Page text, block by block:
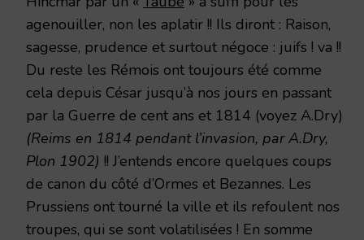
agenouiller, non les aplatir !! Ils diront : Raison,
sagesse, prudence et surtout négoce : juifs ! va !!
Du reste les Rémois ont toujours été comme
cela depuis César jusqu’à nos jours en passant
par la Guerre de cent ans et 1814 (voyez A.Dry)
(Reims en 1814 pendant l’invasion, par A.Dry,
Plon 1902) !! J’entends encore quelques coups
de canon du côté d’Ormes et Bezannes. Les
Prussiens ont tourné la ville et ils refoulent nos
troupes, qui se sont volatilisées ! En somme